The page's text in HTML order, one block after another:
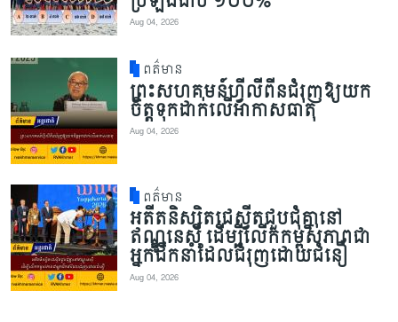
Aug 04, 2026
ពត៌មាន
ព្រះសហគមន៍ហ្វីលីពីនជំរុញឱ្យយក
ចិត្តទុកដាក់លើអាកាសធាតុ
Aug 04, 2026
ពត៌មាន
អតីតនិស្សិតជេស្វីតជួបជុំគ្នានៅ
ឥណ្ឌូនេស៊ី ដើម្បីលើកកម្ពស់ភាពជា
អ្នកដឹកនាំដែលជំរុញដោយជំនឿ
Aug 04, 2026